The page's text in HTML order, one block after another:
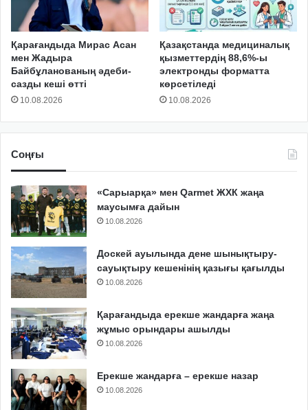
Қарағандыда Мирас Асан
мен Жадыра
Байбұланованың әдеби-
сазды кеші өтті
10.08.2026
Қазақстанда медициналық
қызметтердің 88,6%-ы
электронды форматта
көрсетіледі
10.08.2026
Соңғы
«Сарыарқа» мен Qarmet ЖХК жаңа
маусымға дайын
10.08.2026
Доскей ауылында дене шынықтыру-
сауықтыру кешенінің қазығы қағылды
10.08.2026
Қарағандыда ерекше жандарға жаңа
жұмыс орындары ашылды
10.08.2026
Ерекше жандарға – ерекше назар
10.08.2026